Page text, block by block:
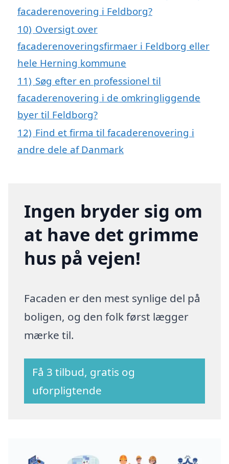
facaderenovering i Feldborg?
10) Oversigt over
facaderenoveringsfirmaer i Feldborg eller
hele Herning kommune
11) Søg efter en professionel til
facaderenovering i de omkringliggende
byer til Feldborg?
12) Find et firma til facaderenovering i
andre dele af Danmark
Ingen bryder sig om
at have det grimme
hus på vejen!
Facaden er den mest synlige del på
boligen, og den folk først lægger
mærke til.
Få 3 tilbud, gratis og
uforpligtende